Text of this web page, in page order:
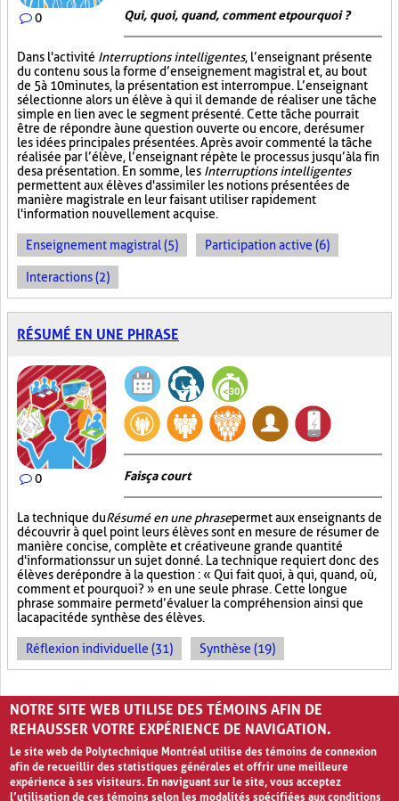
0 Qui, quoi, quand, comment et pourquoi ?
Dans l'activité Interruptions intelligentes, l’enseignant présente
du contenu sous la forme d’enseignement magistral et, au bout
de 5 à 10 minutes, la présentation est interrompue. L’enseignant
sélectionne alors un élève à qui il demande de réaliser une tâche
simple en lien avec le segment présenté. Cette tâche pourrait
être de répondre à une question ouverte ou encore, de résumer
les idées principales présentées. Après avoir commenté la tâche
réalisée par l’élève, l’enseignant répète le processus jusqu’à la fin
de sa présentation. En somme, les Interruptions intelligentes
permettent aux élèves d'assimiler les notions présentées de
manière magistrale en leur faisant utiliser rapidement
l'information nouvellement acquise.
Enseignement magistral (5) Participation active (6)
Interactions (2)
RÉSUMÉ EN UNE PHRASE
0 Fais ça court
La technique duRésumé en une phrasepermet aux enseignants de
découvrir à quel point leurs élèves sont en mesure de résumer de
manière concise, complète et créative une grande quantité
d'informations sur un sujet donné. La technique requiert donc des
élèves de répondre à la question : « Qui fait quoi, à qui, quand, où,
comment et pourquoi? » en une seule phrase. Cette longue
phrase sommaire permet d’évaluer la compréhension ainsi que
la capacité de synthèse des élèves.
Réflexion individuelle (31) Synthèse (19)
PAGES
1 2 3 4 › »
NOTRE SITE WEB UTILISE DES TÉMOINS AFIN DE
REHAUSSER VOTRE EXPÉRIENCE DE NAVIGATION.
Le site web de Polytechnique Montréal utilise des témoins de connexion
afin de recueillir des statistiques générales et offrir une meilleure
expérience à ses visiteurs. En naviguant sur le site, vous acceptez
l’utilisation de ces témoins selon les modalités spécifiées aux conditions